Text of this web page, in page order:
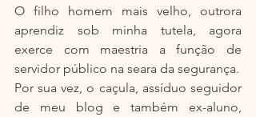
O filho homem mais velho, outrora
aprendiz sob minha tutela, agora
exerce com maestria a função de
servidor público na seara da segurança.
Por sua vez, o caçula, assíduo seguidor
de meu blog e também ex-aluno,